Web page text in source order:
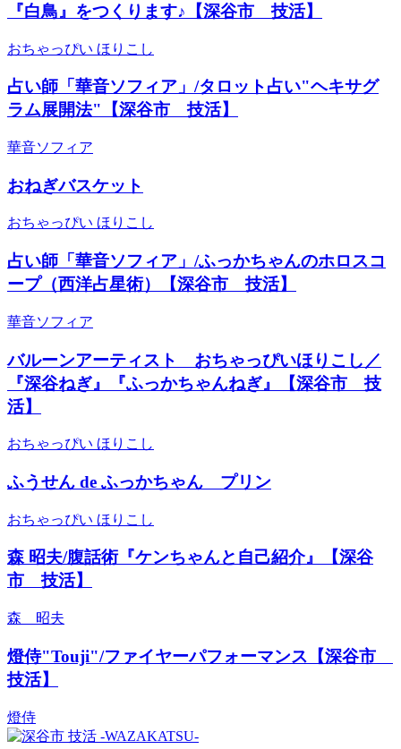
『白鳥』をつくります♪【深谷市 技活】
おちゃっぴい ほりこし
占い師「華音ソフィア」/タロット占い"ヘキサグ
ラム展開法"【深谷市 技活】
華音ソフィア
おねぎバスケット
おちゃっぴい ほりこし
占い師「華音ソフィア」/ふっかちゃんのホロスコ
ープ（西洋占星術）【深谷市 技活】
華音ソフィア
バルーンアーティスト おちゃっぴいほりこし／
『深谷ねぎ』『ふっかちゃんねぎ』【深谷市 技
活】
おちゃっぴい ほりこし
ふうせん de ふっかちゃん プリン
おちゃっぴい ほりこし
森 昭夫/腹話術『ケンちゃんと自己紹介』【深谷
市 技活】
森 昭夫
燈侍"Touji"/ファイヤーパフォーマンス【深谷市
技活】
燈侍